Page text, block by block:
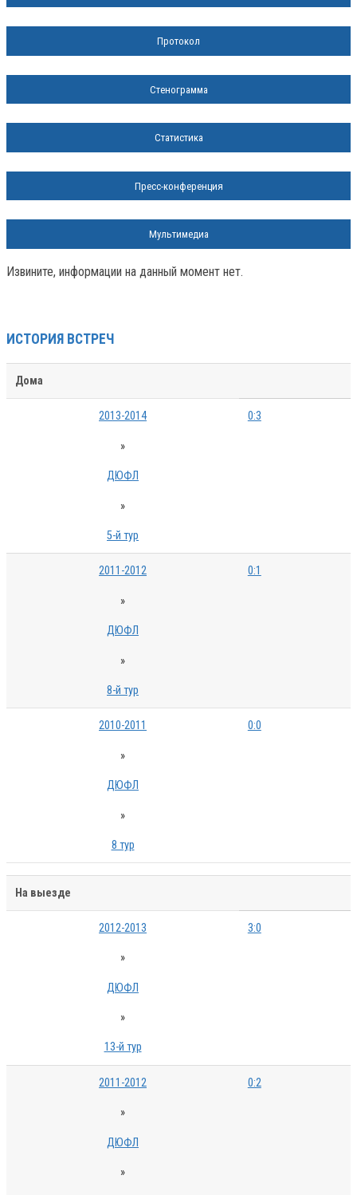
Протокол
Стенограмма
Статистика
Пресс-конференция
Мультимедиа
Извините, информации на данный момент нет.
ИСТОРИЯ ВСТРЕЧ
Дома
2013-2014
»
ДЮФЛ
»
5-й тур
0:3
2011-2012
»
ДЮФЛ
»
8-й тур
0:1
2010-2011
»
ДЮФЛ
»
8 тур
0:0
На выезде
2012-2013
»
ДЮФЛ
»
13-й тур
3:0
2011-2012
»
ДЮФЛ
»
0:2